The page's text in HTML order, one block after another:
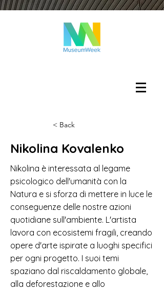
< Back
Nikolina Kovalenko
Nikolina è interessata al legame
psicologico dell'umanità con la
Natura e si sforza di mettere in luce le
conseguenze delle nostre azioni
quotidiane sull'ambiente. L'artista
lavora con ecosistemi fragili, creando
opere d'arte ispirate a luoghi specifici
per ogni progetto. I suoi temi
spaziano dal riscaldamento globale,
alla deforestazione e allo